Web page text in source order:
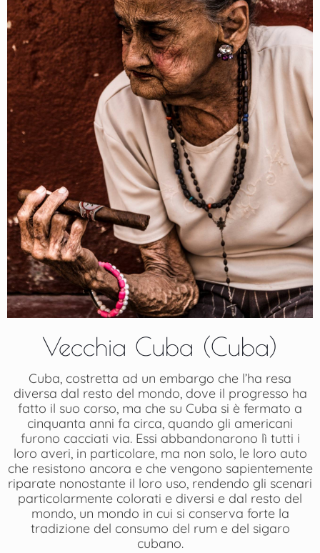
Vecchia Cuba (Cuba)
Cuba, costretta ad un embargo che l’ha resa
diversa dal resto del mondo, dove il progresso ha
fatto il suo corso, ma che su Cuba si è fermato a
cinquanta anni fa circa, quando gli americani
furono cacciati via. Essi abbandonarono lì tutti i
loro averi, in particolare, ma non solo, le loro auto
che resistono ancora e che vengono sapientemente
riparate nonostante il loro uso, rendendo gli scenari
particolarmente colorati e diversi e dal resto del
mondo, un mondo in cui si conserva forte la
tradizione del consumo del rum e del sigaro
cubano.